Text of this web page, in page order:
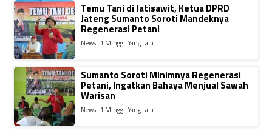
Temu Tani di Jatisawit, Ketua DPRD
Jateng Sumanto Soroti Mandeknya
Regenerasi Petani
News | 1 Minggu Yang Lalu
Sumanto Soroti Minimnya Regenerasi
Petani, Ingatkan Bahaya Menjual Sawah
Warisan
News | 1 Minggu Yang Lalu